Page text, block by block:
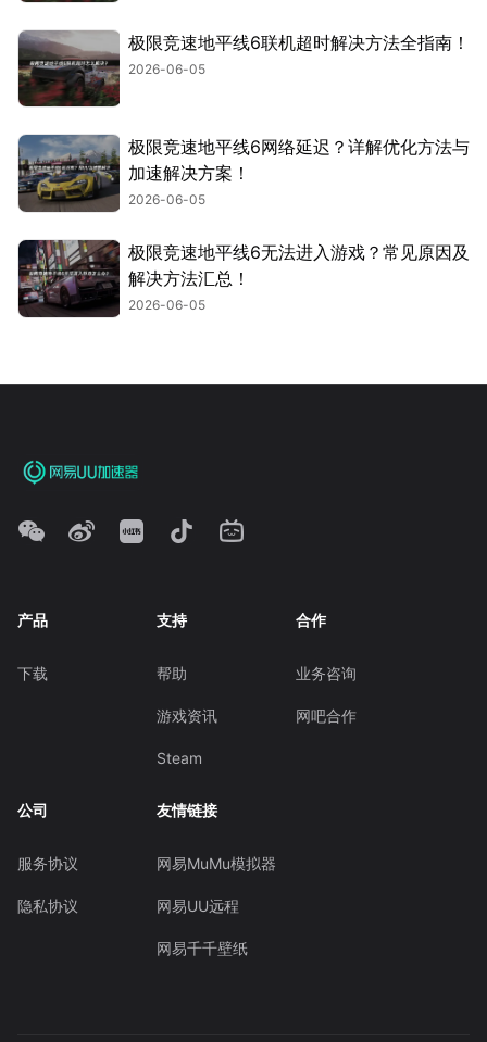
极限竞速地平线6联机超时解决方法全指南！
2026-06-05
极限竞速地平线6网络延迟？详解优化方法与
加速解决方案！
2026-06-05
极限竞速地平线6无法进入游戏？常见原因及
解决方法汇总！
2026-06-05
产品
下载
支持
帮助
游戏资讯
Steam
合作
业务咨询
网吧合作
公司
服务协议
隐私协议
友情链接
网易MuMu模拟器
网易UU远程
网易千千壁纸